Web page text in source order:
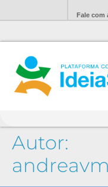
Fale com
Autor: